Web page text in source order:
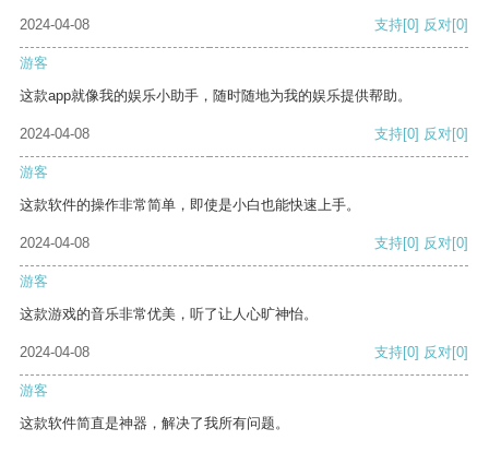
2024-04-08 支持[0] 反对[0]
游客
这款app就像我的娱乐小助手，随时随地为我的娱乐提供帮助。
2024-04-08 支持[0] 反对[0]
游客
这款软件的操作非常简单，即使是小白也能快速上手。
2024-04-08 支持[0] 反对[0]
游客
这款游戏的音乐非常优美，听了让人心旷神怡。
2024-04-08 支持[0] 反对[0]
游客
这款软件简直是神器，解决了我所有问题。